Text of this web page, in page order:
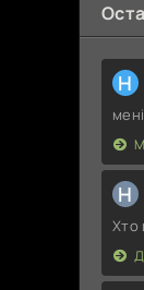
Н
Н
Хто